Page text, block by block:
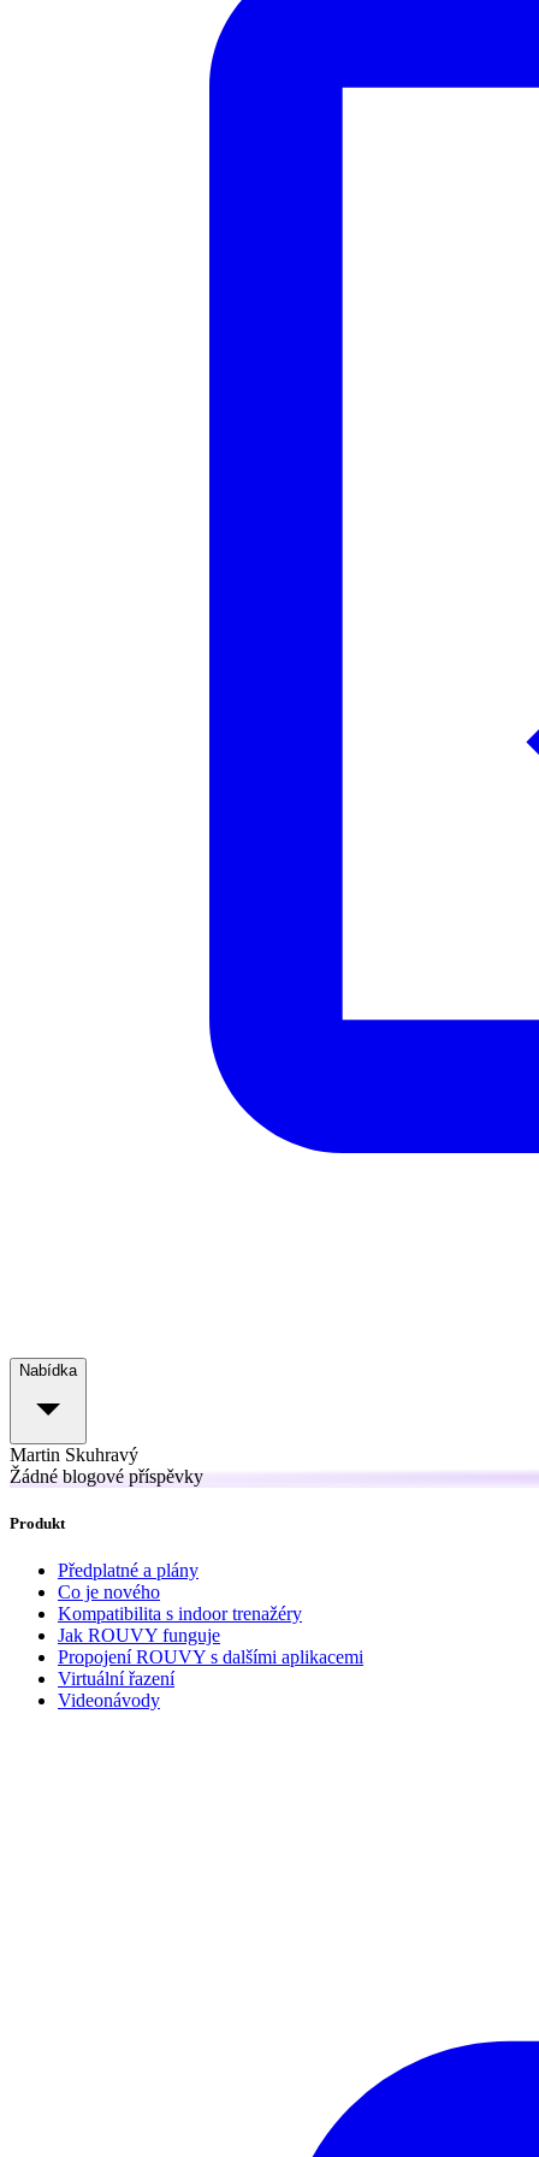
Nabídka
Martin Skuhravý
Žádné blogové příspěvky
Produkt
Předplatné a plány
Co je nového
Kompatibilita s indoor trenažéry
Jak ROUVY funguje
Propojení ROUVY s dalšími aplikacemi
Virtuální řazení
Videonávody